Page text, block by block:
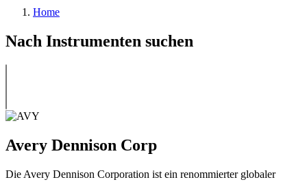
Home
Nach Instrumenten suchen
Avery Dennison Corp
Die Avery Dennison Corporation ist ein renommierter globaler